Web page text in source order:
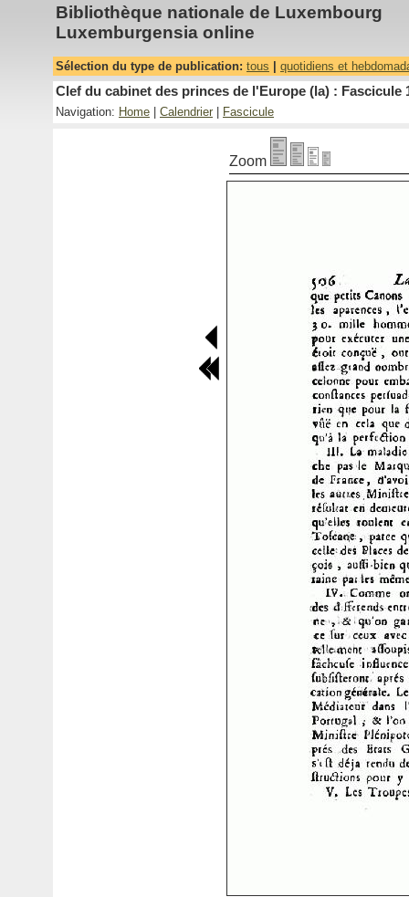
Bibliothèque nationale de Luxembourg
Luxemburgensia online
Sélection du type de publication: tous quotidiens et
Clef du cabinet des princes de l'Europe (la) : Fascicule
Navigation: Home Calendrier Fascicule
Zoom